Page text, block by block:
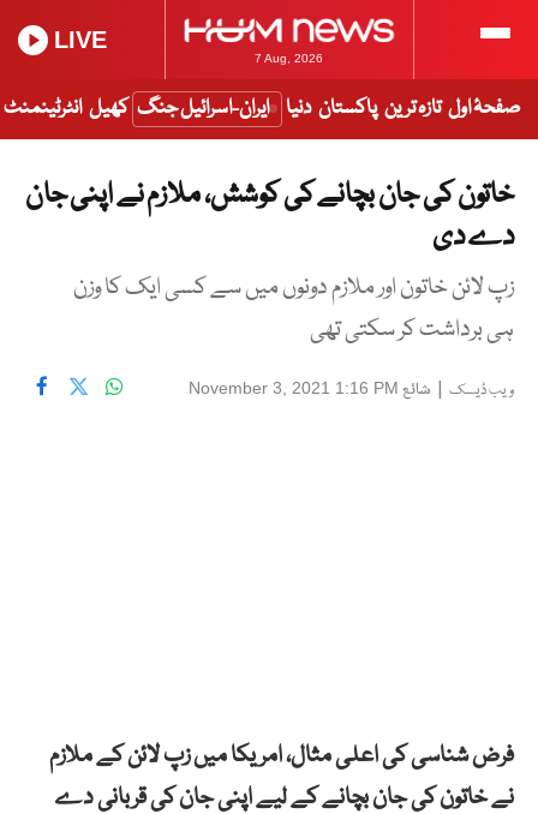
7 Aug, 2026
LIVE
صفحۂ اول تازہ ترین پاکستان دنیا ایران-اسرائیل جنگ کھیل انٹرٹینمنٹ
خاتون کی جان بچانے کی کوشش، ملازم نے اپنی جان
دے دی
زپ لائن خاتون اور ملازم دونوں میں سے کسی ایک کا وزن
ہی برداشت کر سکتی تھی
ویب ڈیسک | شائع November 3, 2021 1:16 PM
فرض شناسی کی اعلی مثال، امریکا میں زپ لائن کے ملازم
نے خاتون کی جان بچانے کے لیے اپنی جان کی قربانی دے